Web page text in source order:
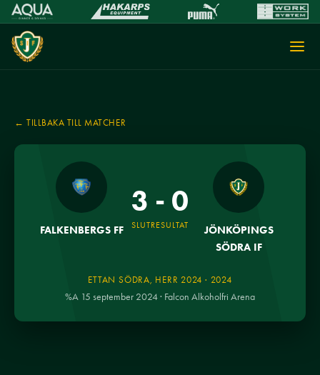
← TILLBAKA TILL MATCHER
FALKENBERGS FF
3 - 0
SLUTRESULTAT
JÖNKÖPINGS
SÖDRA IF
ETTAN SÖDRA, HERR 2024 · 2024
%A 15 september 2024 · Falcon Alkoholfri Arena